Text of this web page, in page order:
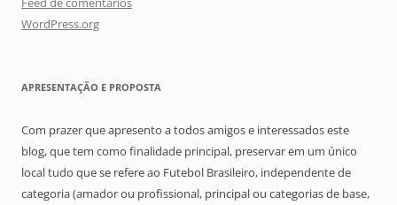
WordPress.org
APRESENTAÇÃO E PROPOSTA
Com prazer que apresento a todos amigos e interessados este
blog, que tem como finalidade principal, preservar em um único
local tudo que se refere ao Futebol Brasileiro, independente de
categoria (amador ou profissional, principal ou categorias de base,